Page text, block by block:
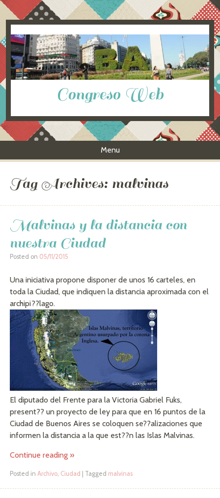
Congreso Web
Menu
Tag Archives: malvinas
Malvinas y la distancia con
nuestra Ciudad
Posted on 05/11/2015
Una iniciativa propone disponer de unos 16 carteles, en
toda la Ciudad, que indiquen la distancia aproximada con el
archipi??lago.
El diputado del Frente para la Victoria Gabriel Fuks,
present?? un proyecto de ley para que en 16 puntos de la
Ciudad de Buenos Aires se coloquen se??alizaciones que
informen la distancia a la que est??n las Islas Malvinas.
Continue reading »
Posted in Archivo, Ciudad Tagged malvinas